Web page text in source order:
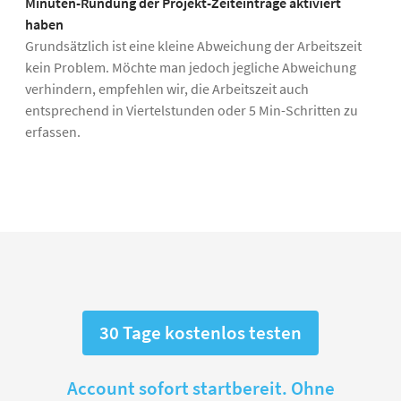
haben
Grundsätzlich ist eine kleine Abweichung der Arbeitszeit
kein Problem. Möchte man jedoch jegliche Abweichung
verhindern, empfehlen wir, die Arbeitszeit auch
entsprechend in Viertelstunden oder 5 Min-Schritten zu
erfassen.
30 Tage kostenlos testen
Account sofort startbereit. Ohne